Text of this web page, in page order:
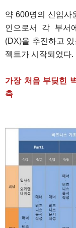
약 600명의 신입사
인으로서 각 부서
(DX)을 추진하고
젝트가 시작되었다.
가장 처음 부딪힌
축